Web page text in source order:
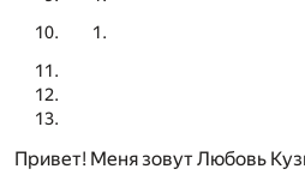
Привет! Меня зовут Любовь